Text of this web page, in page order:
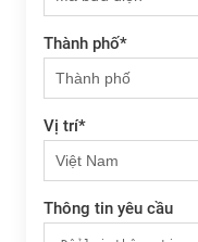
Thành phố*
Vị trí*
Thông tin yêu cầu